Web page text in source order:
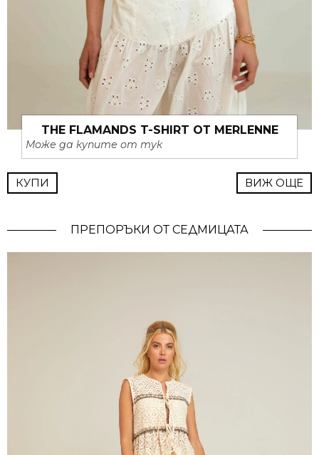
THE FLAMANDS T-SHIRT ОТ MERLENNE
Може да купите от тук
КУПИ ВИЖ ОЩЕ
ПРЕПОРЪКИ ОТ СЕДМИЦАТА